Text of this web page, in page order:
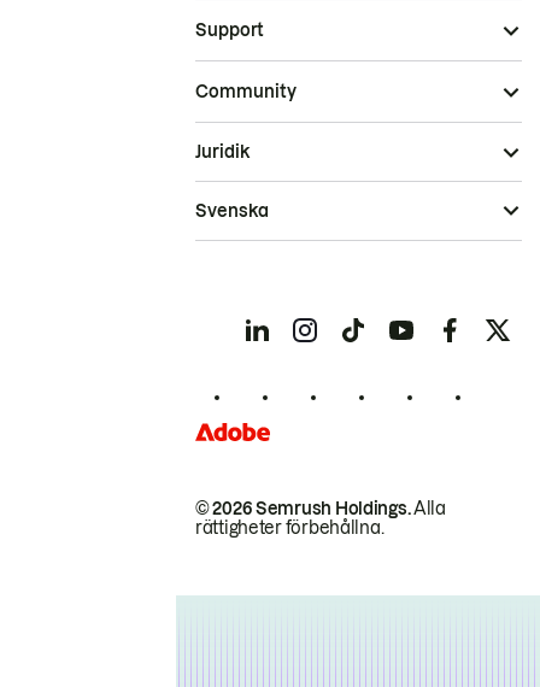
Support
Community
© 2026 Semrush Holdings.Alla
rättigheter förbehållna.
Juridik
Svenska